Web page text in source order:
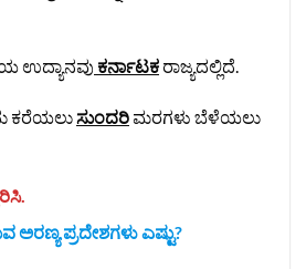
ಉದ್ಯಾನವು ಕರ್ನಾಟಕ ರಾಜ್ಯದಲ್ಲಿದೆ.
ಕರೆಯಲುಸುಂದರಿಮರಗಳು ಬೆಳೆಯಲು
ಅರಣ್ಯ ಪ್ರದೇಶಗಳು ಎಷ್ಟು?